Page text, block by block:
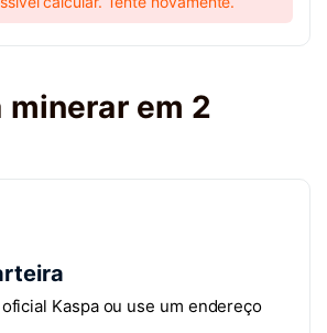
minerar em 2
Kaspa ou use um endereço